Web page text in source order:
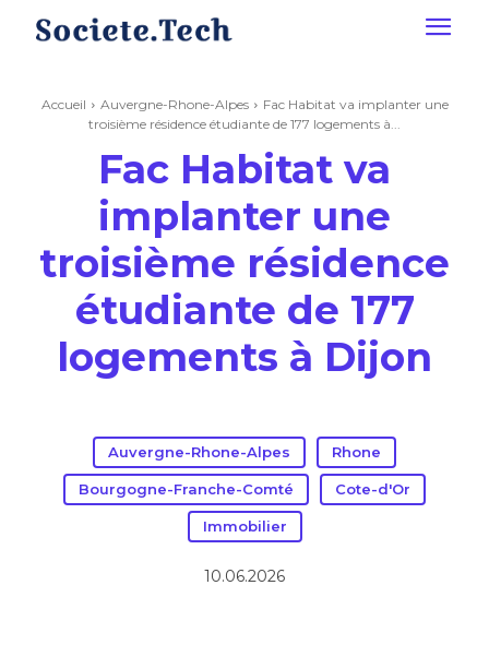
Accueil Auvergne-Rhone-Alpes
Fac Habitat va implanter une
troisième résidence étudiante de 177 logements à...
Fac Habitat va
implanter une
troisième résidence
étudiante de 177
logements à Dijon
Auvergne-Rhone-Alpes Rhone
Bourgogne-Franche-Comté Cote-d'Or
Immobilier
10.06.2026